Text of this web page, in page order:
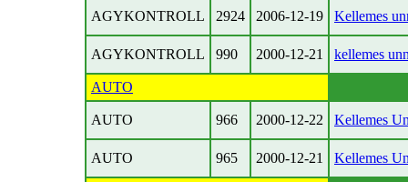
AGYKONTROLL 2924 2006-12-19 Kellemes
AGYKONTROLL 990 2000-12-21 kellemes
AUTO
AUTO 966 2000-12-22 Kellemes
AUTO 965 2000-12-21 Kellemes